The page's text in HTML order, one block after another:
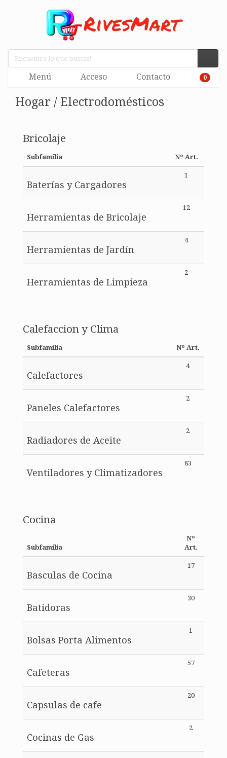
Menú Acceso Contacto 0
Hogar / Electrodomésticos
Bricolaje
Subfamilia Nº Art.
Baterías y Cargadores
1
Herramientas de Bricolaje
12
Herramientas de Jardín
4
Herramientas de Limpieza
2
Calefaccion y Clima
Subfamilia Nº Art.
Calefactores
4
Paneles Calefactores
2
Radiadores de Aceite
2
Ventiladores y Climatizadores
83
Cocina
Subfamilia
Nº
Art.
Basculas de Cocina
17
Batidoras
30
Bolsas Porta Alimentos
1
Cafeteras
57
Capsulas de cafe
20
Cocinas de Gas
2